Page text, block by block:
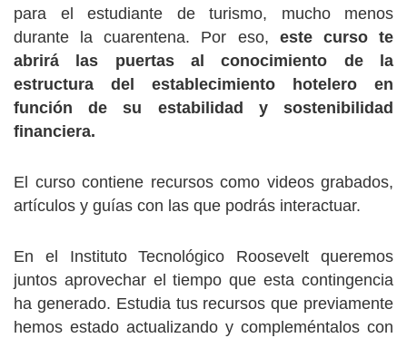
para el estudiante de turismo, mucho menos
durante la cuarentena. Por eso, este curso te
abrirá las puertas al conocimiento de la
estructura del establecimiento hotelero en
función de su estabilidad y sostenibilidad
financiera.
El curso contiene recursos como videos grabados,
artículos y guías con las que podrás interactuar.
En el Instituto Tecnológico Roosevelt queremos
juntos aprovechar el tiempo que esta contingencia
ha generado. Estudia tus recursos que previamente
hemos estado actualizando y compleméntalos con